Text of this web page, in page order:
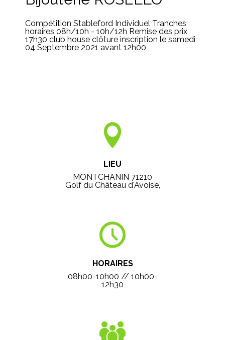
Compétition Stableford Individuel Tranches
horaires 08h/10h - 10h/12h Remise des prix
17h30 club house clôture inscription le samedi
04 Septembre 2021 avant 12h00
LIEU
MONTCHANIN 71210
Golf du Château d'Avoise,
HORAIRES
08h00-10h00 // 10h00-
12h30